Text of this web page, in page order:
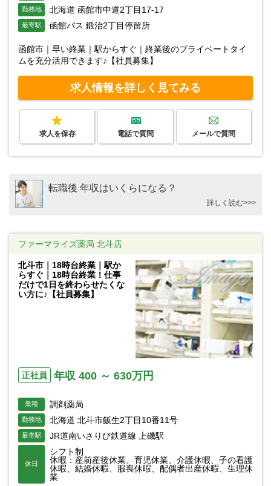
勤務地 北海道 函館市中道2丁目17-17
最寄駅 函館バス 鍛治2丁目停留所
函館市｜早い終業｜駅からすぐ｜終業後のプライベートタイ
ムを充分活用できます♪【社員募集】
求人情報を詳しく見てみる
求人を保存 電話で質問 メールで質問
転職後 年収はいくらになる？
詳しく読む>>>
ファーマライズ薬局 北斗店
北斗市｜18時台終業｜駅か
らすぐ｜18時台終業！仕事
だけで1日を終わらせたくな
い方に♪【社員募集】
正社員 年収 400 ～ 630万円
業種 調剤薬局
勤務地 北海道 北斗市飯生2丁目10番11号
最寄駅 JR道南いさりび鉄道線 上磯駅
休日
シフト制
休暇：産前産後休業、育児休業、介護休暇、子の看護
休暇、結婚休暇、服喪休暇、配偶者出産休暇、生理休
業